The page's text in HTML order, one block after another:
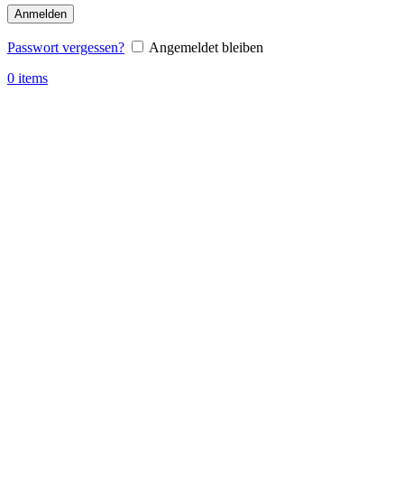
Anmelden
Passwort vergessen?
Angemeldet bleiben
0 items